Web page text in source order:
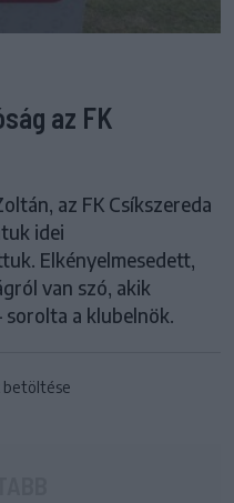
az FK
az FK Csíkszereda
idei
Elkényelmesedett,
van szó, akik
sorolta a klubelnök.
betöltése